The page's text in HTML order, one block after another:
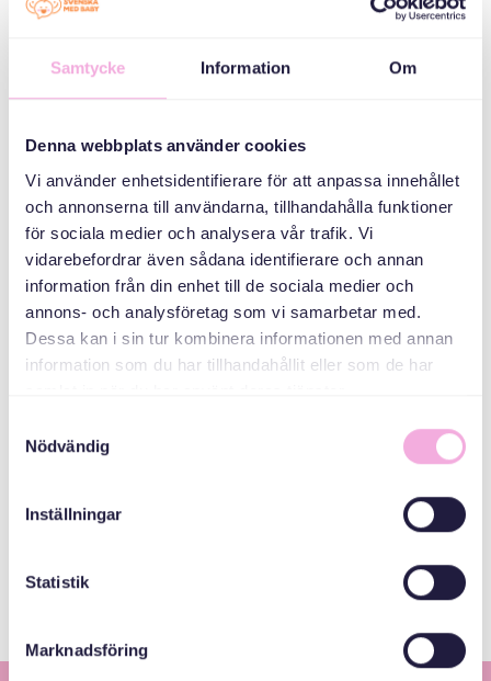
Samtycke Information Om
Denna webbplats använder cookies
Vi använder enhetsidentifierare för att anpassa innehållet
och annonserna till användarna, tillhandahålla funktioner
för sociala medier och analysera vår trafik. Vi
vidarebefordrar även sådana identifierare och annan
information från din enhet till de sociala medier och
annons- och analysföretag som vi samarbetar med.
Dessa kan i sin tur kombinera informationen med annan
information som du har tillhandahållit eller som de har
Nödvändig
Inställningar
Statistik
Marknadsföring
qoyska
ABAABULAHA
bokningen@svenskamedbaby.se